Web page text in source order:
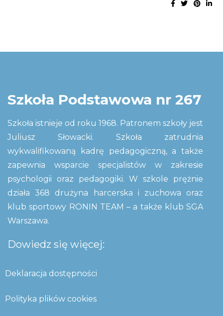
Szkoła Podstawowa nr 267
Szkoła istnieje od roku 1968. Patronem szkoły jest
Juliusz Słowacki. Szkoła zatrudnia
wykwalifikowaną kadrę pedagogiczną, a także
zapewnia wsparcie specjalistów w zakresie
psychologii oraz pedagogiki. W szkole prężnie
działa 368 drużyna harcerska i zuchowa oraz
klub sportowy RONIN TEAM – a także klub SGA
Warszawa.
Dowiedz się więcej:
Deklaracja dostępności
Polityka plików cookies